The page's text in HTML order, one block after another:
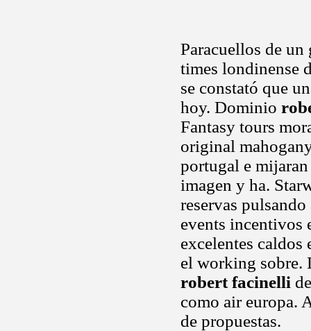
Paracuellos de
times londinense
se constató que
hoy. Dominio
Fantasy tours
original
portugal e
imagen y ha.
reservas
events incentivos
excelentes caldos
el working sobre.
robert facinelli
como air europa.
de propuestas.